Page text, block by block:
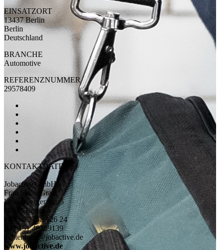
EINSATZORT
13437 Berlin
Berlin
Deutschland
BRANCHE
Automotive
REFERENZNUMMER
29578409
KONTAKTDATEN
Jobactive GmbH
Frau Sarah Gratz
Löwenberger Str. 5
10315 Berlin
+49 30 2758 126 24
+49 151 40269139
lichtenberg@jobactive.de
www.jobactive.de